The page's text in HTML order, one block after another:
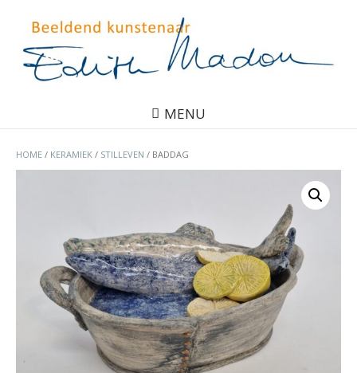
MENU
HOME / KERAMIEK / STILLEVEN / BADDAG